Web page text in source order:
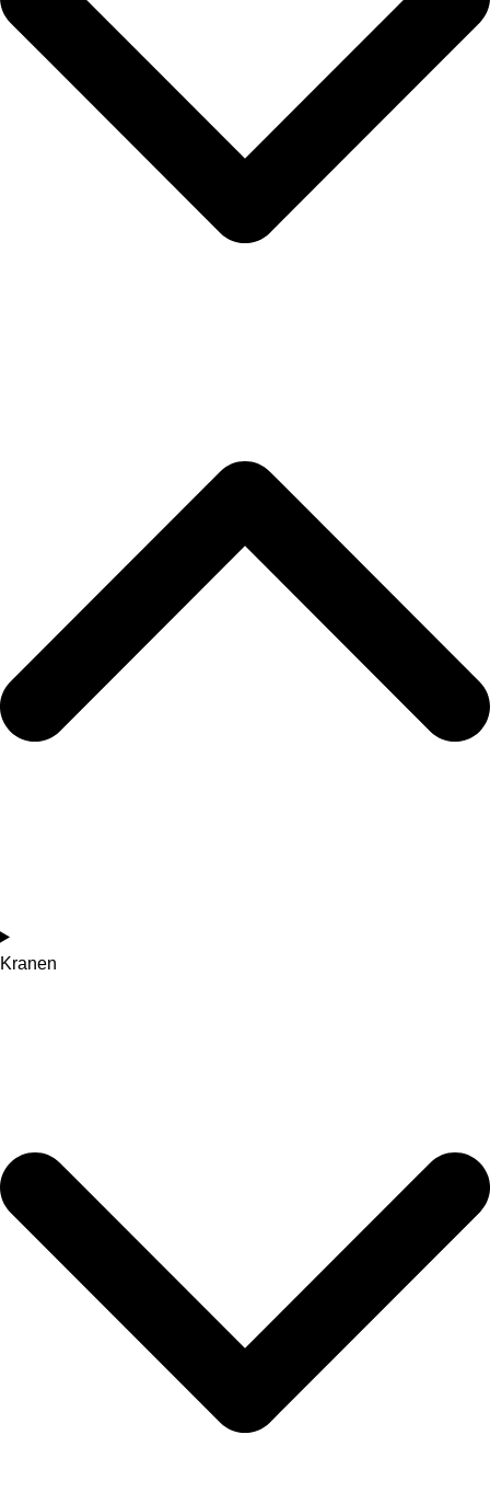
Kranen